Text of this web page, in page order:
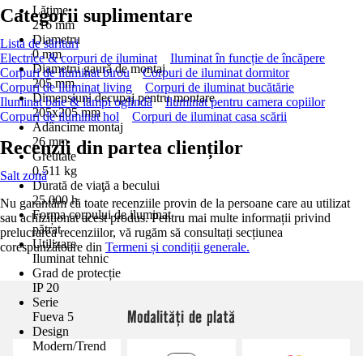
Lăţime
216 mm
Diametru
0 mm
Diametru gaură de montaj
205 mm
Dimensiuni decupaj pentru montare
205x205 mm
Adâncime montaj
26 mm
Greutate
0,511 kg
Durată de viaţă a becului
25.000 h
Forma corpului de iluminat
pătrat
Utilizare
Iluminat tehnic
Grad de protecție
IP 20
Serie
Fueva 5
Design
Modern/Trend
Categorii suplimentare
Lista de sărituri
Electrice & corpuri de iluminat
Iluminat în funcție de încăpere
Corpuri de iluminat birou
Corpuri de iluminat dormitor
Corpuri de iluminat living
Corpuri de iluminat bucătărie
Iluminat baie & lămpi oglindă
Iluminat pentru camera copiilor
Corpuri de iluminat hol
Corpuri de iluminat casa scării
Recenzii din partea clienților
Salt zonă
Nu garantăm că toate recenziile provin de la persoane care au utilizat
sau achiziționat acest produs. Pentru mai multe informații privind
prelucrarea recenziilor, vă rugăm să consultați secțiunea
corespunzătoare din Termeni și condiții generale.
Modalități de plată